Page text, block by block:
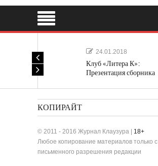
24.01.2018
Клуб «Литера К»:
Презентация сборника
КОПИРАЙТ
© 2011 - 2016 Журнал Клаузура | 18+
Любое копирование материалов только с
письменного разрешения редакции